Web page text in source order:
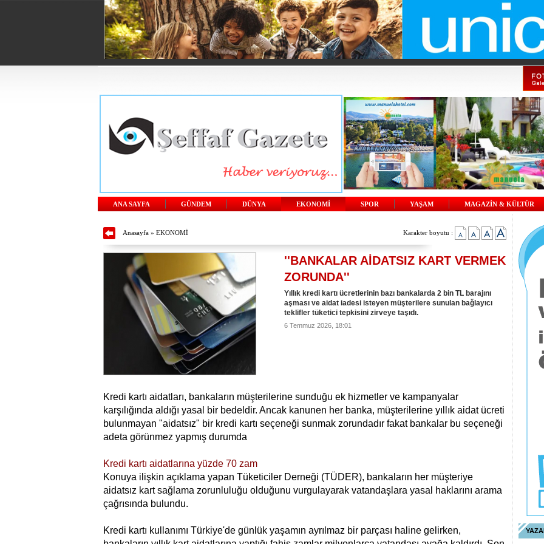
ANA SAYFA GÜNDEM DÜNYA EKONOMİ SPOR YAŞAM MAGAZİN & KÜLTÜR
Anasayfa » EKONOMİ Karakter boyutu :
''BANKALAR AİDATSIZ KART VERMEK
ZORUNDA''
Yıllık kredi kartı ücretlerinin bazı bankalarda 2 bin TL barajını
aşması ve aidat iadesi isteyen müşterilere sunulan bağlayıcı
teklifler tüketici tepkisini zirveye taşıdı.
6 Temmuz 2026, 18:01
Kredi kartı aidatları, bankaların müşterilerine sunduğu ek hizmetler ve kampanyalar
karşılığında aldığı yasal bir bedeldir. Ancak kanunen her banka, müşterilerine yıllık aidat ücreti
bulunmayan "aidatsız" bir kredi kartı seçeneği sunmak zorundadır fakat bankalar bu seçeneği
adeta görünmez yapmış durumda
Kredi kartı aidatlarına yüzde 70 zam
Konuya ilişkin açıklama yapan Tüketiciler Derneği (TÜDER), bankaların her müşteriye
aidatsız kart sağlama zorunluluğu olduğunu vurgulayarak vatandaşlara yasal haklarını arama
çağrısında bulundu.
Kredi kartı kullanımı Türkiye'de günlük yaşamın ayrılmaz bir parçası haline gelirken,